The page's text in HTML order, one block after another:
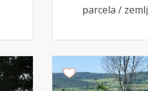
parcela /